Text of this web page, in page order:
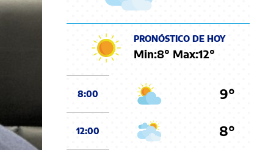
PRONÓSTICO DE HOY
Min:8° Max:12°
8:00 9°
12:00 8°